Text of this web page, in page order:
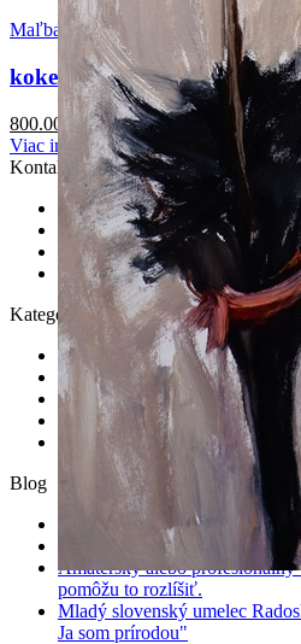
Maľba
koketa
800.00
€
Viac info
Kontakt
Email:info@happymelon.sk
Telefón:+421 915 768 320
IBAN:
BIC/SWIFT: FIOZSKBAXXX
Kategórie
Maľba
Kresba/Ilustrácia
Grafika
Socha
Fotografia
Blog
21 najlepších malieb o láske,
10 najkontroverznejších diel,
Amatérsky alebo
pomôžu to rozlíšiť.
Mladý slovenský umelec
Ja som prírodou"